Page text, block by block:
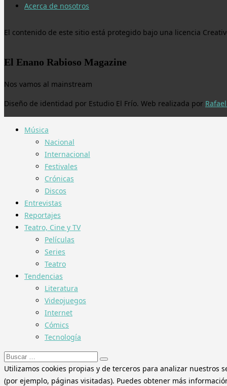
Acerca de nosotros
El contenido de este sitio está protegido bajo una licencia
El Enano Rabioso Magazine
Nos vamos al mainstream
Diseño de identidad por Estudio El Frío. Web realizada por
Música
Nacional
Internacional
Festivales
Crónicas
Discos
Entrevistas
Reportajes
Teatro, Cine y TV
Películas
Series
Teatro
Tendencias
Literatura
Videojuegos
Internet
Cómics
Tecnología
Buscar:
Utilizamos cookies propias y de terceros para analizar
(por ejemplo, páginas visitadas). Puedes obtener más